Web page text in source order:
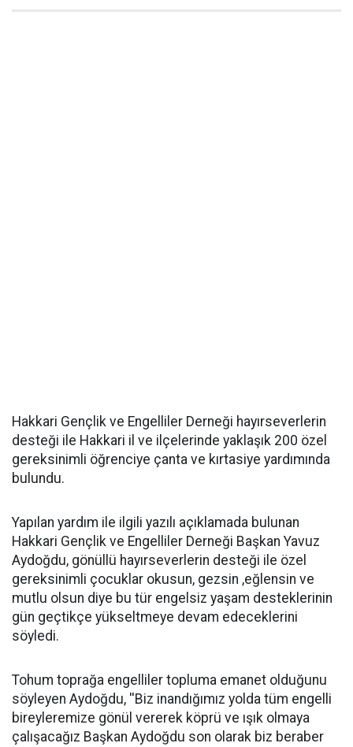
Hakkari Gençlik ve Engelliler Derneği hayırseverlerin
desteği ile Hakkari il ve ilçelerinde yaklaşık 200 özel
gereksinimli öğrenciye çanta ve kırtasiye yardımında
bulundu.
Yapılan yardım ile ilgili yazılı açıklamada bulunan
Hakkari Gençlik ve Engelliler Derneği Başkan Yavuz
Aydoğdu, gönüllü hayırseverlerin desteği ile özel
gereksinimli çocuklar okusun, gezsin ,eğlensin ve
mutlu olsun diye bu tür engelsiz yaşam desteklerinin
gün geçtikçe yükseltmeye devam edeceklerini
söyledi.
Tohum toprağa engelliler topluma emanet olduğunu
söyleyen Aydoğdu, ''Biz inandığımız yolda tüm engelli
bireyleremize gönül vererek köprü ve ışık olmaya
çalışacağız Başkan Aydoğdu son olarak biz beraber